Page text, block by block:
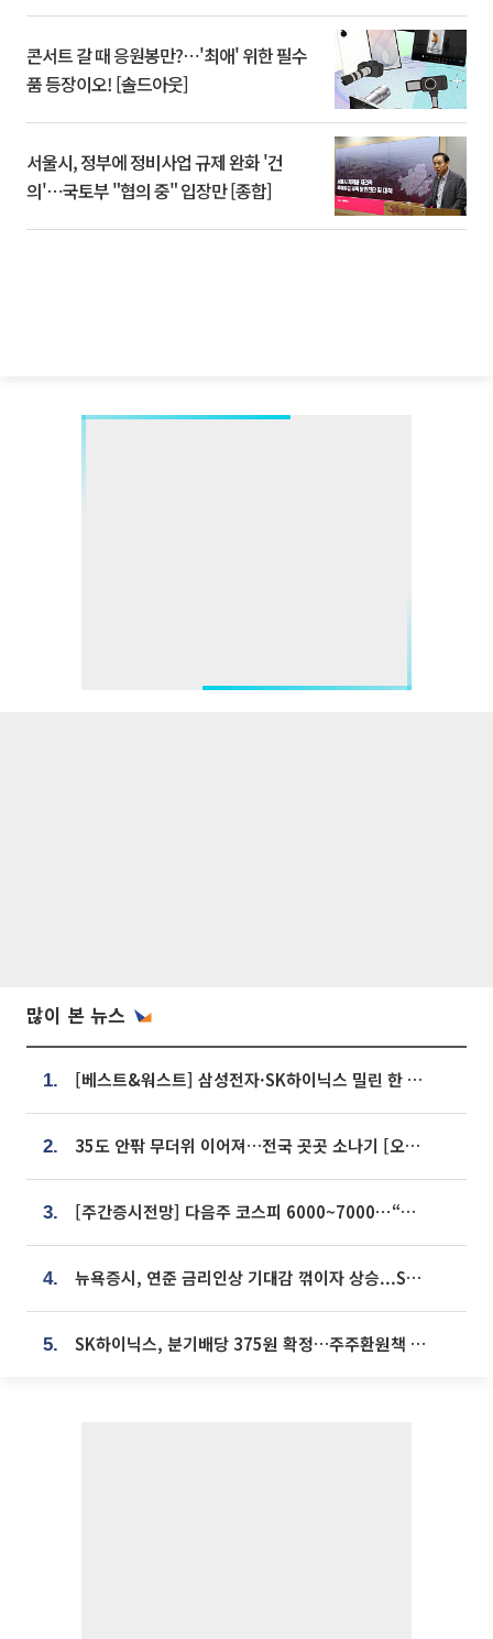
콘서트 갈 때 응원봉만?⋯'최애' 위한 필수
품 등장이오! [솔드아웃]
서울시, 정부에 정비사업 규제 완화 '건
의'⋯국토부 "협의 중" 입장만 [종합]
많이 본 뉴스
1. [베스트&워스트] 삼성전자·SK하이닉스 밀린 한 주…상상인증권은 85% 급등
2. 35도 안팎 무더위 이어져…전국 곳곳 소나기 [오늘 날씨]
3. [주간증시전망] 다음주 코스피 6000~7000⋯“外人 수급은 정책이 변수”
4. 뉴욕증시, 연준 금리인상 기대감 꺾이자 상승...S&P500 사상 최고치 [종합]
5. SK하이닉스, 분기배당 375원 확정…주주환원책 9월로 앞당겨 발표